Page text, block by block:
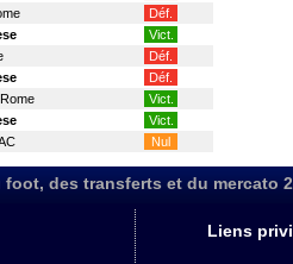
Déf.
Vict.
Déf.
Déf.
Vict.
Vict.
Nul
des transferts et du mercato
Liens